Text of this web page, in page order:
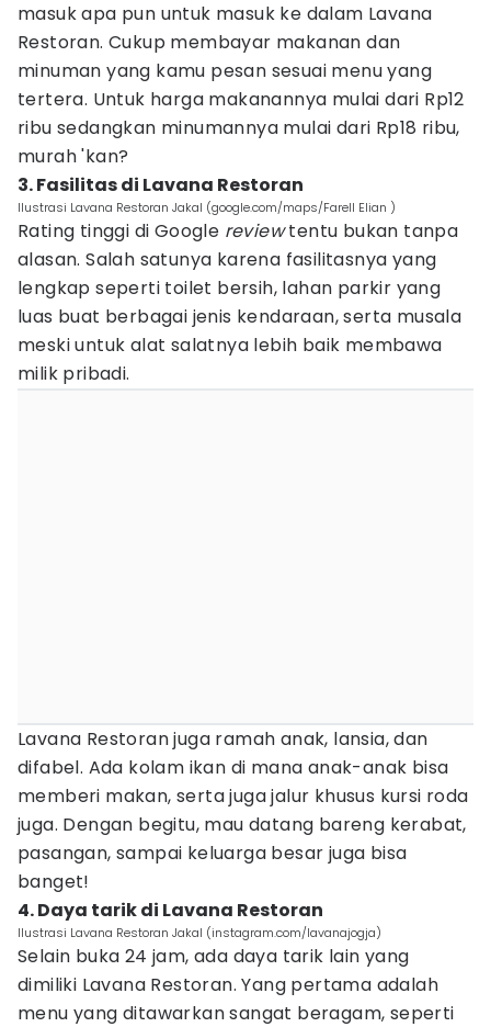
masuk apa pun untuk masuk ke dalam Lavana
Restoran. Cukup membayar makanan dan
minuman yang kamu pesan sesuai menu yang
tertera. Untuk harga makanannya mulai dari Rp12
ribu sedangkan minumannya mulai dari Rp18 ribu,
murah 'kan?
3. Fasilitas di Lavana Restoran
Ilustrasi Lavana Restoran Jakal (google.com/maps/Farell Elian )
Rating tinggi di Google reviewtentu bukan tanpa
alasan. Salah satunya karena fasilitasnya yang
lengkap seperti toilet bersih, lahan parkir yang
luas buat berbagai jenis kendaraan, serta musala
meski untuk alat salatnya lebih baik membawa
milik pribadi.
Lavana Restoran juga ramah anak, lansia, dan
difabel. Ada kolam ikan di mana anak-anak bisa
memberi makan, serta juga jalur khusus kursi roda
juga. Dengan begitu, mau datang bareng kerabat,
pasangan, sampai keluarga besar juga bisa
banget!
4. Daya tarik di Lavana Restoran
Ilustrasi Lavana Restoran Jakal (instagram.com/lavanajogja)
Selain buka 24 jam, ada daya tarik lain yang
dimiliki Lavana Restoran. Yang pertama adalah
menu yang ditawarkan sangat beragam, seperti